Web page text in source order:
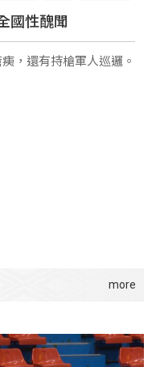
國性醜聞
，還有持槍軍人巡邏。